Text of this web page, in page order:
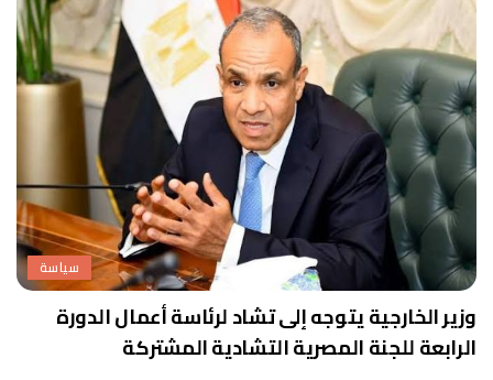
سياسة
وزير الخارجية يتوجه إلى تشاد لرئاسة أعمال الدورة
الرابعة للجنة المصرية التشادية المشتركة